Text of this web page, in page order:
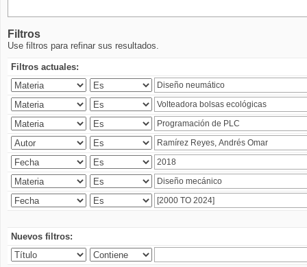
Filtros
Use filtros para refinar sus resultados.
Filtros actuales:
Nuevos filtros: